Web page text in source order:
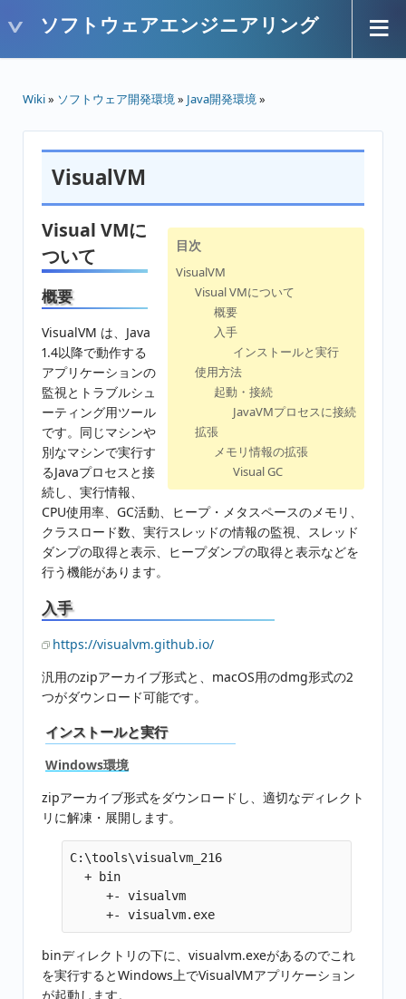
ソフトウェアエンジニアリング
Wiki» ソフトウェア開発環境» Java開発環境»
VisualVM
目次
VisualVM
Visual VMについて
概要
入手
インストールと実行
使用方法
起動・接続
JavaVMプロセスに接続
拡張
メモリ情報の拡張
Visual GC
Visual VMに
ついて
概要
VisualVM は、Java
1.4以降で動作する
アプリケーションの
監視とトラブルシュ
ーティング用ツール
です。同じマシンや
別なマシンで実行す
るJavaプロセスと接
続し、実行情報、
CPU使用率、GC活動、ヒープ・メタスペースのメモリ、
クラスロード数、実行スレッドの情報の監視、スレッド
ダンプの取得と表示、ヒープダンプの取得と表示などを
行う機能があります。
入手
https://visualvm.github.io/
汎用のzipアーカイブ形式と、macOS用のdmg形式の2
つがダウンロード可能です。
インストールと実行
Windows環境
zipアーカイブ形式をダウンロードし、適切なディレクト
リに解凍・展開します。
C:\tools\visualvm_216
  + bin
     +- visualvm
binディレクトリの下に、visualvm.exeがあるのでこれ
を実行するとWindows上でVisualVMアプリケーション
が起動します。